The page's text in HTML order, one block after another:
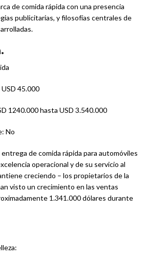
de comida rápida con una presencia
publicitarias, y filosofías centrales de
45.000
1240.000 hasta USD 3.540.000
No
de comida rápida para automóviles
operacional y de su servicio al
creciendo – los propietarios de la
visto un crecimiento en las ventas
1.341.000 dólares durante